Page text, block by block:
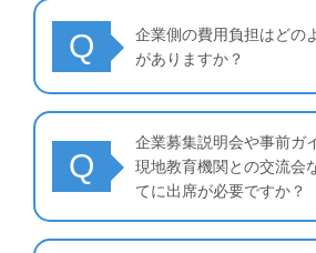
Q
企業側の費用負担はどの
がありますか？
Q
企業募集説明会や事前ガ
現地教育機関との交流会
てに出席が必要ですか？